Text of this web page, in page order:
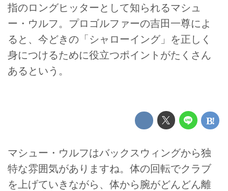
指のロングヒッターとして知られるマシュ
ー・ウルフ。プロゴルファーの吉田一尊によ
ると、今どきの「シャローイング」を正しく
身につけるために役立つポイントがたくさん
あるという。
マシュー・ウルフはバックスウィングから独
特な雰囲気がありますね。体の回転でクラブ
を上げていきながら、体から腕がどんどん離